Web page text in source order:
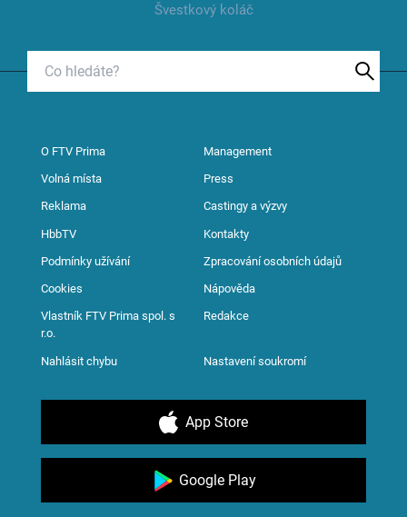
Švestkový koláč
O FTV Prima Management
Volná místa Press
Reklama Castingy a výzvy
HbbTV Kontakty
Podmínky užívání Zpracování osobních údajů
Cookies Nápověda
Vlastník FTV Prima spol. s
r.o.
Redakce
Nahlásit chybu Nastavení soukromí
App Store
Google Play